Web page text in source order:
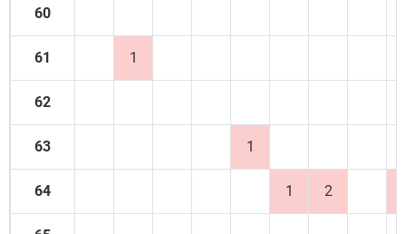
60
61 1
62
63 1
64 1 2